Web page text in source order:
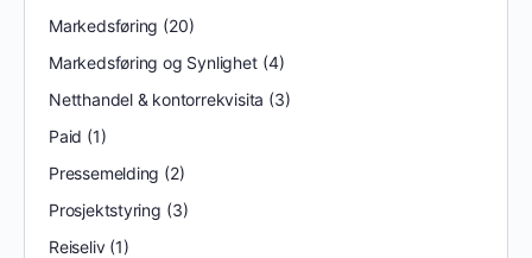
Markedsføring (20)
Markedsføring og Synlighet(4)
Netthandel & kontorrekvisita (3)
Paid (1)
Pressemelding (2)
Prosjektstyring (3)
Reiseliv(1)